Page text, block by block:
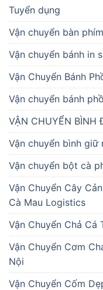
Tuyển dụng
Vận chuyển bàn phím
Vận chuyển bánh in
Vận Chuyển Bánh
Vận chuyển bánh
VẬN CHUYỂN BÌNH
Vận chuyển bình giữ
Vận chuyển bột cà
Vận Chuyển Cây
Cà Mau Logistics
Vận Chuyển Chả Cá
Vận Chuyển Cơm
Nội
Vận Chuyển Cốm